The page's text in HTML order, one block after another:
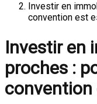
Investir en
convention est
Investir en
proches :
convention